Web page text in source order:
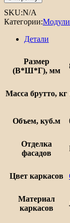
Шкаф
нижний
бутылочница
SKU:N/A
Категории:Модули
Детали
Размер
(В*Ш*Г), мм
Масса брутто, кг
Объем, куб.м
Отделка
фасадов
Цвет каркасов
Материал
каркасов